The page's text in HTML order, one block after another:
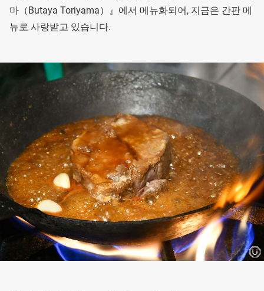
마（Butaya Toriyama）』에서 메뉴화되어, 지금은 간판 메
뉴로 사랑받고 있습니다.